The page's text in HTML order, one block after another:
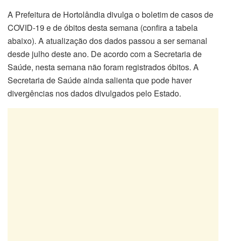
A Prefeitura de Hortolândia divulga o boletim de casos de
COVID-19 e de óbitos desta semana (confira a tabela
abaixo). A atualização dos dados passou a ser semanal
desde julho deste ano. De acordo com a Secretaria de
Saúde, nesta semana não foram registrados óbitos. A
Secretaria de Saúde ainda salienta que pode haver
divergências nos dados divulgados pelo Estado.